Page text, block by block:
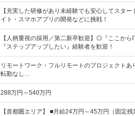
【充実した研修があり未経験でも安心してスタ
イト・スマホアプリの開発などに挑戦！
【人柄重視の採用／第二新卒歓迎】◎『ここか
『ステップアップしたい』経験者を歓迎！
リモートワーク・フルリモートのプロジェクト
転勤なし…
288万円～540万円
【首都圏エリア】 ■月給24万円～45万円（固定